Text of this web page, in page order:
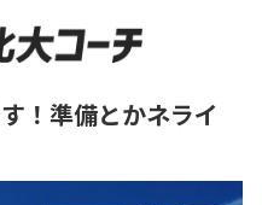
！準備とかネライ